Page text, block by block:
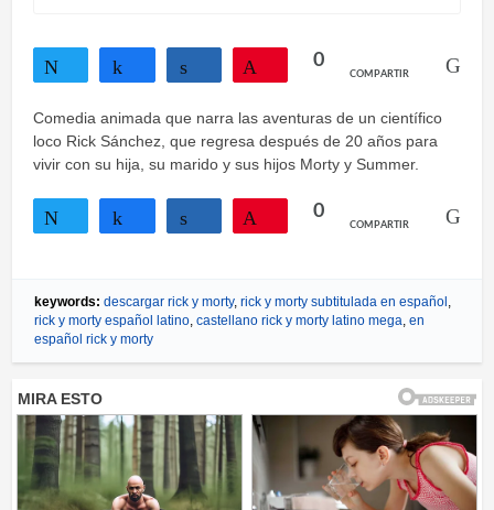
0
COMPARTIR
Comedia animada que narra las aventuras de un científico
loco Rick Sánchez, que regresa después de 20 años para
vivir con su hija, su marido y sus hijos Morty y Summer.
0
COMPARTIR
keywords: descargar rick y morty, rick y morty subtitulada en español ,
rick y morty español latino, castellano rick y morty latino mega, en
español rick y morty